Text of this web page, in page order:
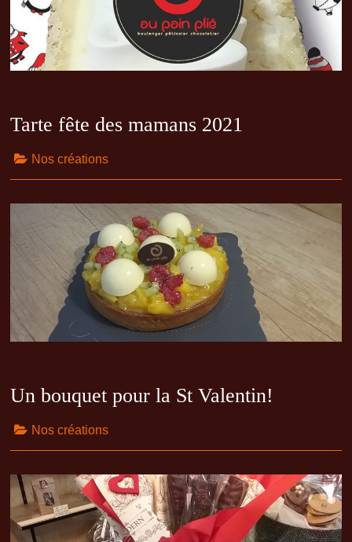
Tarte fête des mamans 2021
Nos créations
Un bouquet pour la St Valentin!
Nos créations